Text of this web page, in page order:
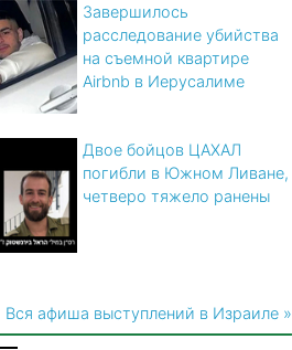
Завершилось
расследование убийства
на съемной квартире
Airbnb в Иерусалиме
Двое бойцов ЦАХАЛ
погибли в Южном Ливане,
четверо тяжело ранены
Вся афиша выступлений в Израиле »